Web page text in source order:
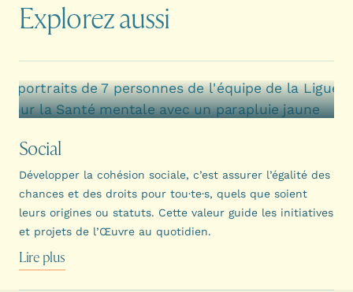
Explorez aussi
Social
Développer la cohésion sociale, c’est assurer l’égalité des
chances et des droits pour tou·te·s, quels que soient
leurs origines ou statuts. Cette valeur guide les initiatives
et projets de l’Œuvre au quotidien.
Lire plus